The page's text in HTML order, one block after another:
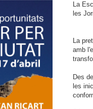
La
les
La
amb
Des
les